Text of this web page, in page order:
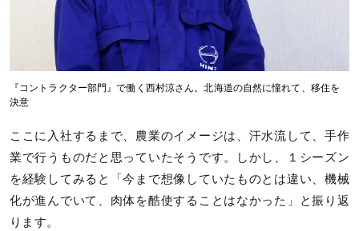
『コントラクター部門』で働く西村涼さん。北海道の自然に憧れて、移住を
決意
ここに入社するまで、農業のイメージは、汗水流して、手作
業で行うものだと思っていたそうです。しかし、１シーズン
を経験してみると「今まで想像していたものとは違い、機械
化が進んでいて、肉体を酷使することはなかった」と振り返
ります。